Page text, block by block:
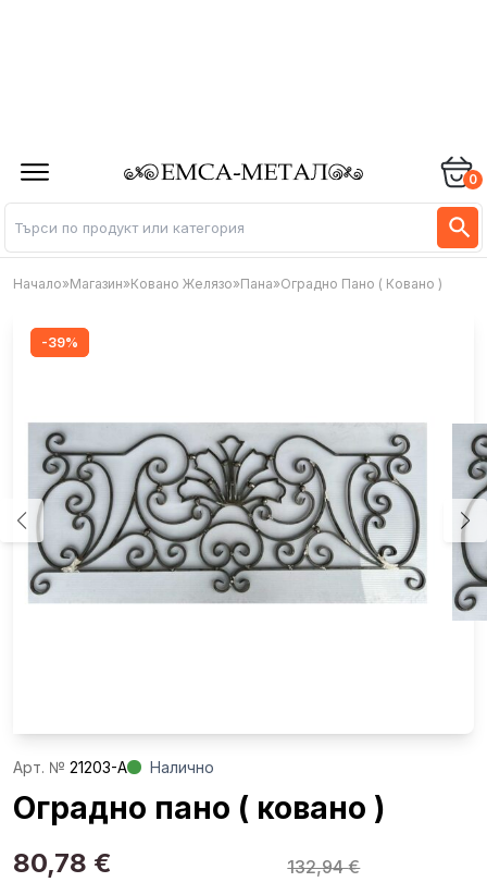
0
Начало»Магазин»Ковано Желязо»Пана»Оградно Пано ( Ковано )
-39%
-39%
Aрт. № 21203-A Налично
Оградно пано ( ковано )
132,94€
80,78 €